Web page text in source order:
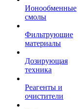
Ионообменные
смолы
Фильтрующие
материалы
Дозирующая
техника
Реагенты и
очистители